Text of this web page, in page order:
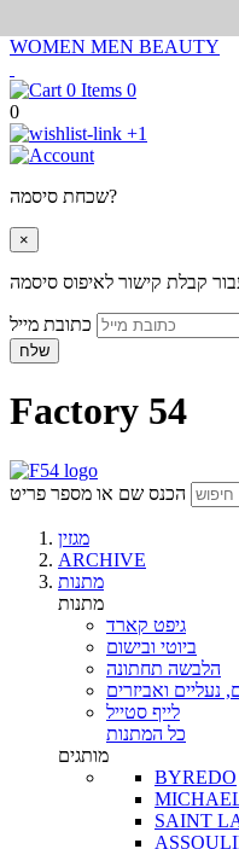
WOMEN MEN BEAUTY
0
0
+1
שכחת סיסמה?
×
קבלת קישור לאיפוס סיסמה
שלח
Factory 54
הכנס שם או מספר פריט
מגזין
ARCHIVE
מתנות
מתנות
גיפט קארד
ביוטי ובישום
הלבשה תחתונה
נעליים ואביזרים
לייף סטייל
כל המתנות
מותגים
BYREDO
SAINT